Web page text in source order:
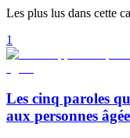
Les plus lus dans cette
1
Les cinq paroles
aux personnes